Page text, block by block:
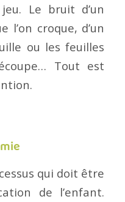
Le bruit d’un
l’on croque, d’un
ou les feuilles
Tout est
qui doit être
de l’enfant.